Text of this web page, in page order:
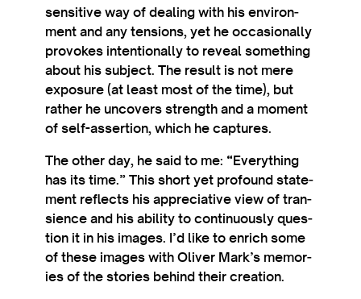
sens­it­ive way of deal­ing with his envir­on­
ment and any ten­sions, yet he occa­sion­ally
pro­vokes inten­tion­ally to reveal some­thing
about his sub­ject. The res­ult is not mere
expos­ure (at least most of the time), but
rather he uncov­ers strength and a moment
of self-asser­tion, which he captures.
The oth­er day, he said to me: “Everything
has its time.” This short yet pro­found state­
ment reflects his appre­ci­at­ive view of tran­
si­ence and his abil­ity to con­tinu­ously ques­
tion it in his images. I’d like to enrich some
of these images with Oliv­er Mark’s memor­
ies of the stor­ies behind their creation.